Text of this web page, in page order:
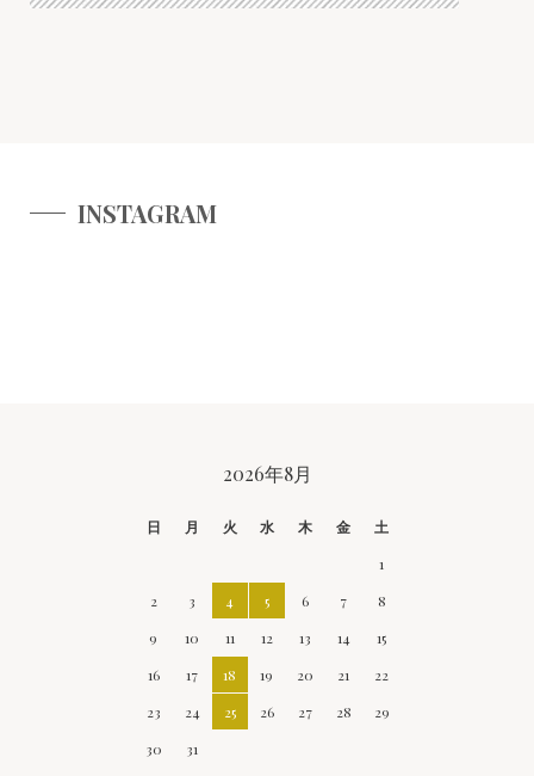
INSTAGRAM
2026年8月
日 月 火 水 木 金
土
1
2
3 4 5 6 7
8
9
10 11 12 13 14
15
16
17 18 19 20 21
22
23
24 25 26 27 28
29
30
31